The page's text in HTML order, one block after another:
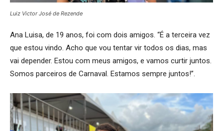
Luiz Victor José de Rezende
Ana Luisa, de 19 anos, foi com dois amigos. “É a terceira vez
que estou vindo. Acho que vou tentar vir todos os dias, mas
vai depender. Estou com meus amigos, e vamos curtir juntos.
Somos parceiros de Carnaval. Estamos sempre juntos!”.